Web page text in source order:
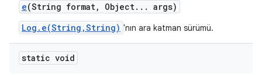
e(String format, Object. . . args)
Log.e(String,String) 'nın ara katman sürümü.
static void